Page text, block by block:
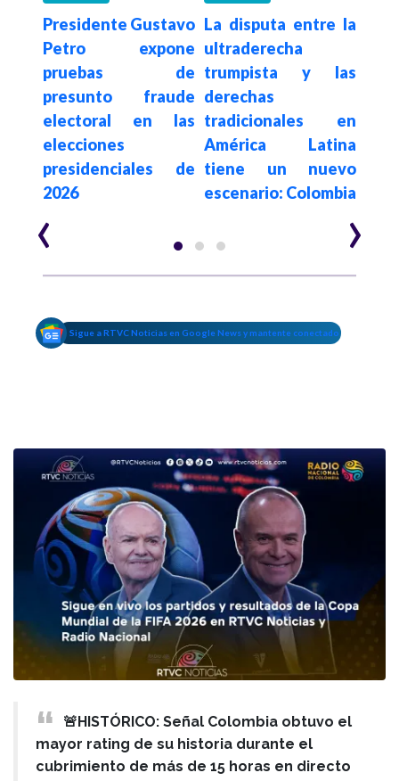
Presidente Gustavo
Petro expone
pruebas de
presunto fraude
electoral en las
elecciones
presidenciales de
2026
La disputa entre la
ultraderecha
trumpista y las
derechas
tradicionales en
América Latina
tiene un nuevo
escenario: Colombia
‹ ›
Sigue a RTVC Noticias en Google News y mantente conectado
🚨HISTÓRICO: Señal Colombia obtuvo el
mayor rating de su historia durante el
cubrimiento de más de 15 horas en directo